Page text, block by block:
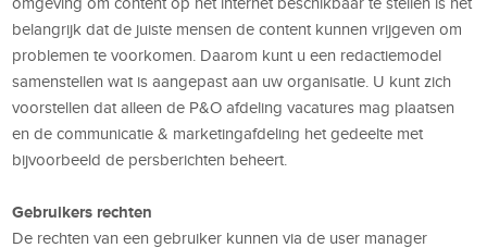
belangrijk dat de juiste mensen de content kunnen vrijgeven om
problemen te voorkomen. Daarom kunt u een redactiemodel
samenstellen wat is aangepast aan uw organisatie. U kunt zich
voorstellen dat alleen de P&O afdeling vacatures mag plaatsen
en de communicatie & marketingafdeling het gedeelte met
bijvoorbeeld de persberichten beheert.
Gebruikers rechten
De rechten van een gebruiker kunnen via de user manager